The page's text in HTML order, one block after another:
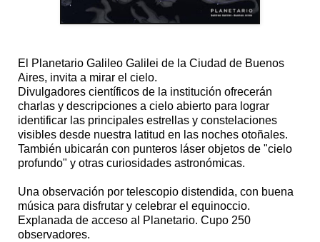
El Planetario Galileo Galilei de la Ciudad de Buenos
Aires, invita a mirar el cielo.
Divulgadores científicos de la institución ofrecerán
charlas y descripciones a cielo abierto para lograr
identificar las principales estrellas y constelaciones
visibles desde nuestra latitud en las noches otoñales.
También ubicarán con punteros láser objetos de "cielo
profundo" y otras curiosidades astronómicas.
Una observación por telescopio distendida, con buena
música para disfrutar y celebrar el equinoccio.
Explanada de acceso al Planetario. Cupo 250
observadores.